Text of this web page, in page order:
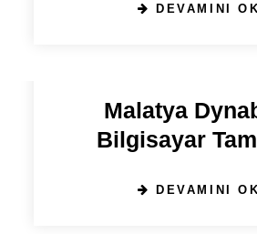
DEVAMINI
Malatya
Bilgisayar
DEVAMINI